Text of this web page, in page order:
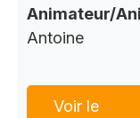
Animateur/
Antoine
Voir le